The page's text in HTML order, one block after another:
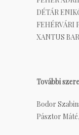
DÉTÁR
FEHÉRVÁRI
XANTUS
További
Bodor
Pásztor